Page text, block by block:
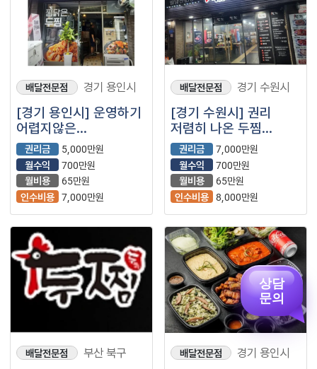
배달전문점 경기 용인시
[경기 용인시] 운영하기
어렵지않은
월순익700만원의
1인체제 두찜 매장을
소개합니다.
권리금
5,000만원
월수익
700만원
월비용
65만원
인수비용 7,000만원
배달전문점 경기 수원시
[경기 수원시] 권리
저렴히 나온 두찜
매장을소개합니다.
권리금
7,000만원
월수익
700만원
월비용
65만원
인수비용 8,000만원
배달전문점 부산 북구 배달전문점 경기 용인시
상담
문의